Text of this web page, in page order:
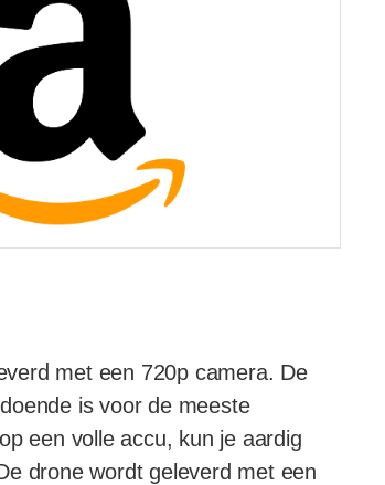
met een 720p camera. De
is voor de meeste
op een volle accu, kun je aardig
drone wordt geleverd met een